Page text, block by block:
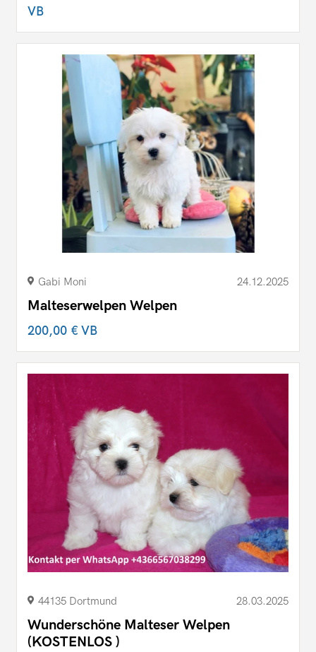
VB
Gabi Moni 24.12.2025
Malteserwelpen Welpen
200,00 €VB
44135 Dortmund 28.03.2025
Wunderschöne Malteser Welpen
(KOSTENLOS )